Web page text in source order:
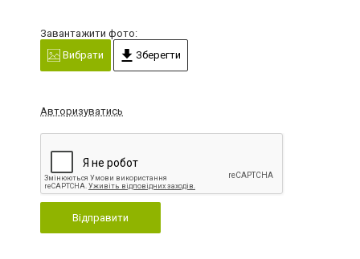
Завантажити фото:
Вибрати
Зберегти
Авторизуватись
Відправити